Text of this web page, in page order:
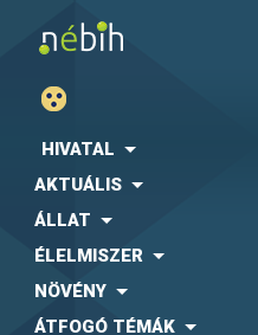
HIVATAL
AKTUÁLIS
ÁLLAT
ÉLELMISZER
NÖVÉNY
ÁTFOGÓ TÉMÁK